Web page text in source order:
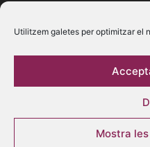
Utilitzem galetes per optimitzar el
Mostra